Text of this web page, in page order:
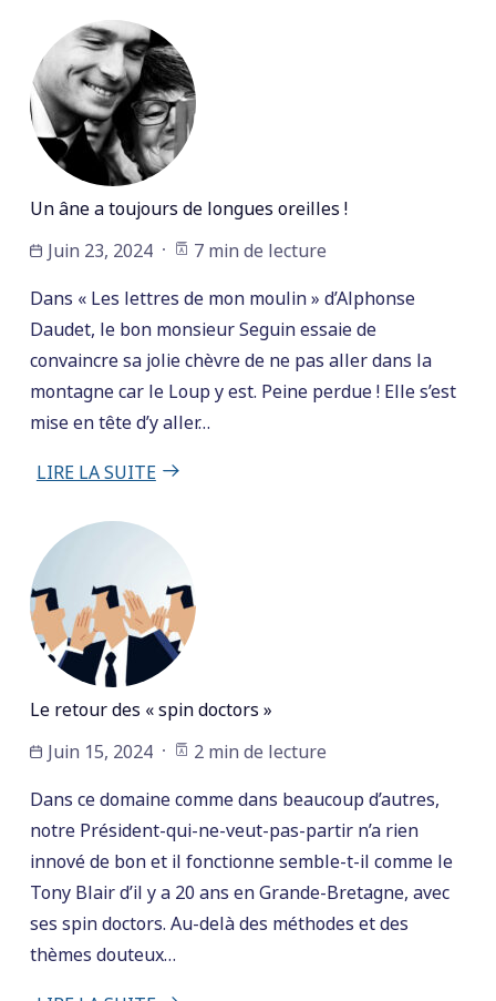
Un âne a toujours de longues oreilles !
Juin 23, 2024
7 min de lecture
Dans « Les lettres de mon moulin » d’Alphonse
Daudet, le bon monsieur Seguin essaie de
convaincre sa jolie chèvre de ne pas aller dans la
montagne car le Loup y est. Peine perdue ! Elle s’est
mise en tête d’y aller…
LIRE LA SUITE
Le retour des « spin doctors »
Juin 15, 2024
2 min de lecture
Dans ce domaine comme dans beaucoup d’autres,
notre Président-qui-ne-veut-pas-partir n’a rien
innové de bon et il fonctionne semble-t-il comme le
Tony Blair d’il y a 20 ans en Grande-Bretagne, avec
ses spin doctors. Au-delà des méthodes et des
thèmes douteux…